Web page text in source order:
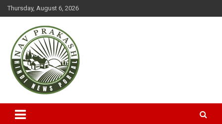
k
Thursday, August 6, 2026
NAVPRAKASH